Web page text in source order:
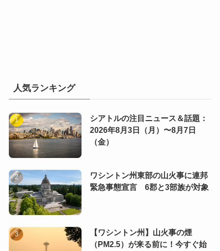
人気ランキング
シアトルの注目ニュース＆話題：
2026年8月3日（月）〜8月7日
（金）
ワシントン州東部の山火事に連邦
緊急事態宣言 6郡と3部族が対象
【ワシントン州】山火事の煙
（PM2.5）が来る前に！今すぐ始